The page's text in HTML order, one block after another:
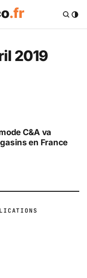
Eco .fr —
2019
C&A va
en France